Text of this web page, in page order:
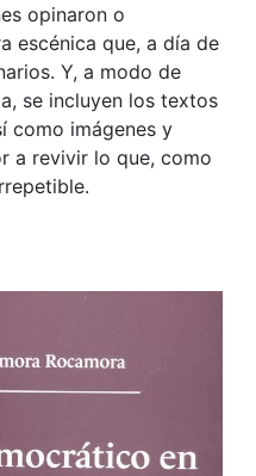
opinaron o
escénica que, a día de
Y, a modo de
se incluyen los textos
como imágenes y
a revivir lo que, como